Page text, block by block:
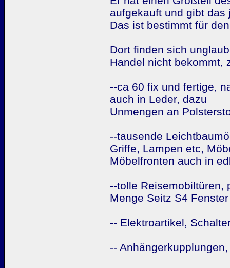
aufgekauft und gibt
Das ist bestimmt für
Dort finden sich
Handel nicht bekommt,
--ca 60 fix und fertige,
auch in Leder, dazu
Unmengen an
--tausende
Griffe, Lampen etc,
Möbelfronten auch in
--tolle Reisemobiltüren,
Menge Seitz S4
-- Elektroartikel,
--